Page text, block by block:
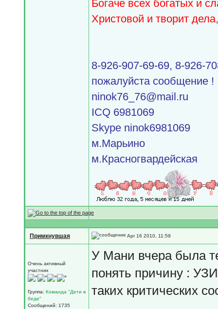
Богаче всех богатых и
Христовой и творит
8-926-907-69-69, 8-926-
пожалуйста сообщение !
ninok76_76@mail.ru
ICQ 6981069
Skype ninok6981069
м.Марьино
м.Красногвардейская
Примкнувшая Apr 16 2010, 11:59
Очень активный
участник
Группа: Команда "Дети в
беде"
Сообщений: 1735
У Мани вчера была
понять причину :
таких критических